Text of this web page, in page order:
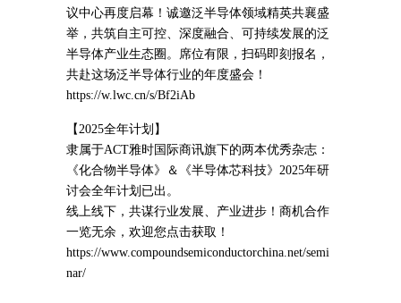
议中心再度启幕！诚邀泛半导体领域精英共襄盛
举，共筑自主可控、深度融合、可持续发展的泛
半导体产业生态圈。席位有限，扫码即刻报名，
共赴这场泛半导体行业的年度盛会！
https://w.lwc.cn/s/Bf2iAb
【2025全年计划】
隶属于ACT雅时国际商讯旗下的两本优秀杂志：
《化合物半导体》＆《半导体芯科技》2025年研
讨会全年计划已出。
线上线下，共谋行业发展、产业进步！商机合作
一览无余，欢迎您点击获取！
https://www.compoundsemiconductorchina.net/semi
nar/